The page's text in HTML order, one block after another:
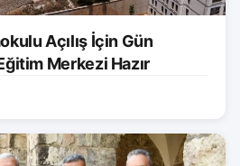
Açılış İçin Gün
Merkezi Hazır